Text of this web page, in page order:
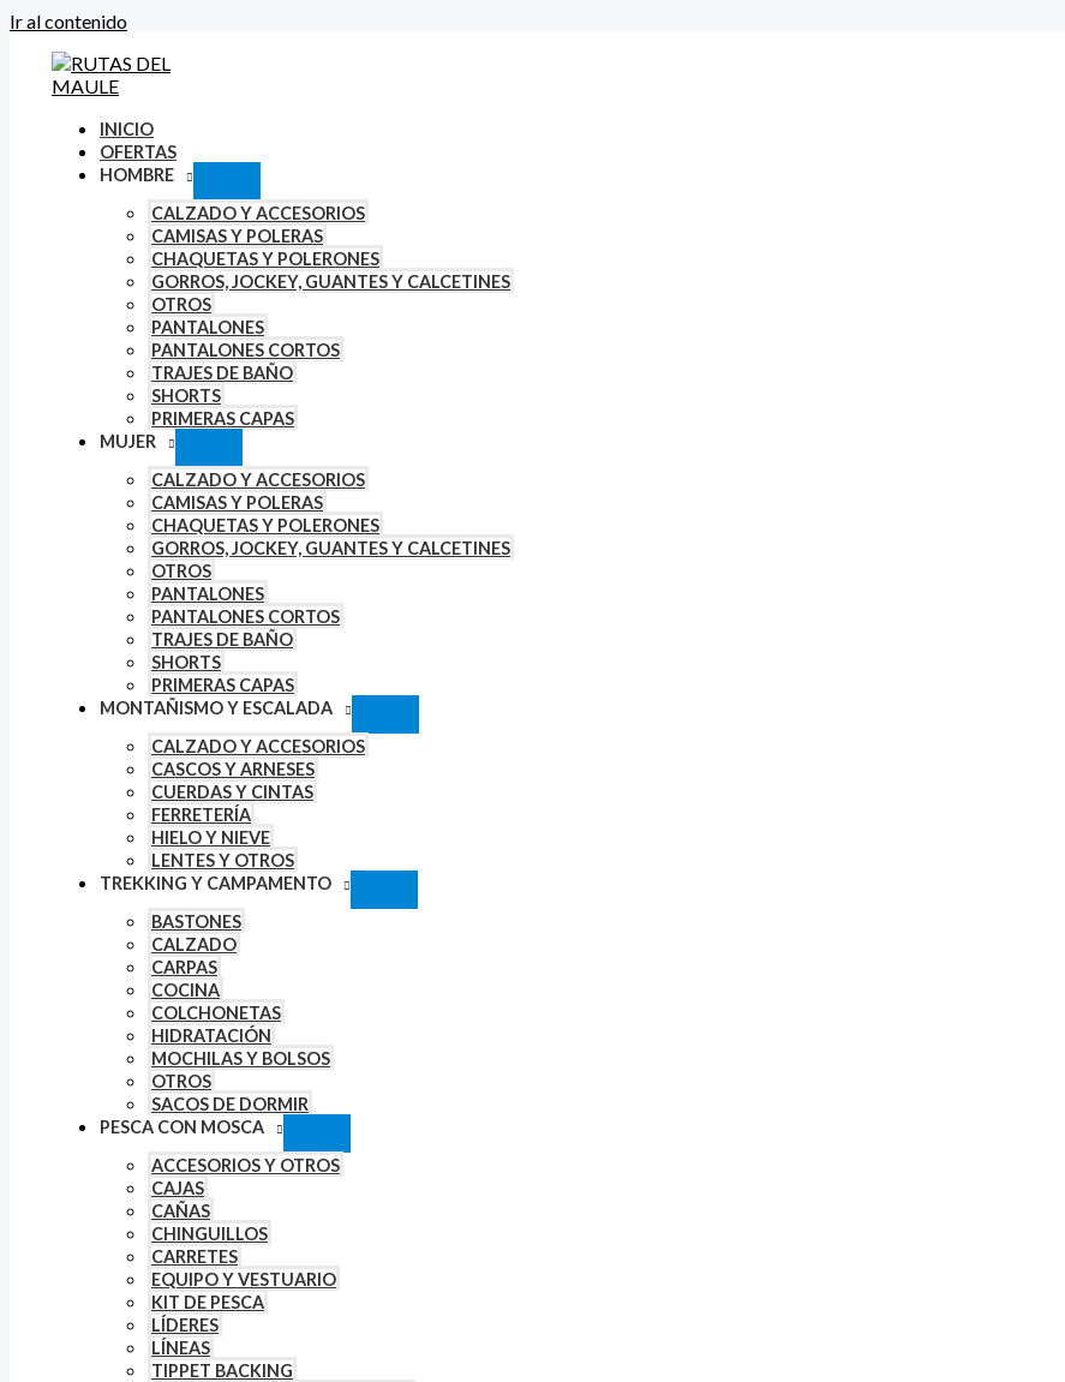
Ir al contenido
INICIO
OFERTAS
HOMBRE
CALZADO Y ACCESORIOS
CAMISAS Y POLERAS
CHAQUETAS Y POLERONES
GORROS, JOCKEY, GUANTES Y CALCETINES
OTROS
PANTALONES
PANTALONES CORTOS
TRAJES DE BAÑO
SHORTS
PRIMERAS CAPAS
MUJER
CALZADO Y ACCESORIOS
CAMISAS Y POLERAS
CHAQUETAS Y POLERONES
GORROS, JOCKEY, GUANTES Y CALCETINES
OTROS
PANTALONES
PANTALONES CORTOS
TRAJES DE BAÑO
SHORTS
PRIMERAS CAPAS
MONTAÑISMO Y ESCALADA
CALZADO Y ACCESORIOS
CASCOS Y ARNESES
CUERDAS Y CINTAS
FERRETERÍA
HIELO Y NIEVE
LENTES Y OTROS
TREKKING Y CAMPAMENTO
BASTONES
CALZADO
CARPAS
COCINA
COLCHONETAS
HIDRATACIÓN
MOCHILAS Y BOLSOS
OTROS
SACOS DE DORMIR
PESCA CON MOSCA
ACCESORIOS Y OTROS
CAJAS
CAÑAS
CHINGUILLOS
CARRETES
EQUIPO Y VESTUARIO
KIT DE PESCA
LÍDERES
LÍNEAS
TIPPET BACKING